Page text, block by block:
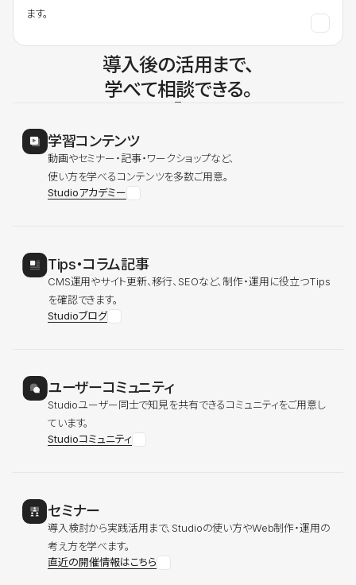
ます。
導入後の活用まで、
学べて相談できる。
学習コンテンツ
動画やセミナー・記事・ワークショップなど、
使い方を学べるコンテンツを多数ご用意。
Studioアカデミー
Tips・コラム記事
CMS運用やサイト更新、移行、SEOなど、制作・運用に役立つTips
を確認できます。
Studioブログ
ユーザーコミュニティ
Studioユーザー同士で知見を共有できるコミュニティをご用意し
ています。
Studioコミュニティ
セミナー
導入検討から実践活用まで、Studioの使い方やWeb制作・運用の
考え方を学べます。
直近の開催情報はこちら